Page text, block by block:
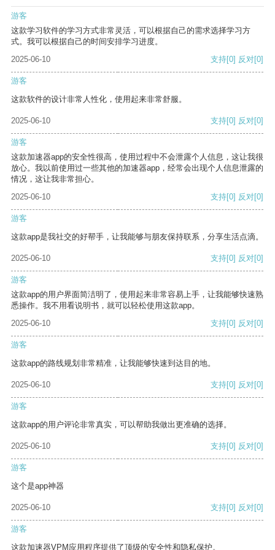
游客
这款学习软件的学习方式非常灵活，可以根据自己的需求选择学习方
式。我可以根据自己的时间安排学习进度。
2025-06-10
支持[0] 反对[0]
游客
这款软件的设计非常人性化，使用起来非常舒服。
2025-06-10 支持[0] 反对[0]
游客
这款加速器app的安全性很高，使用过程中不会泄露个人信息，这让我很
放心。我以前使用过一些其他的加速器app，经常会出现个人信息泄露的
情况，这让我非常担心。
2025-06-10
支持[0] 反对[0]
游客
这款app是我社交的好帮手，让我能够与朋友保持联系，分享生活点滴。
2025-06-10 支持[0] 反对[0]
游客
这款app的用户界面简洁明了，使用起来非常容易上手，让我能够快速熟
悉操作。我不用看说明书，就可以轻松使用这款app。
2025-06-10
支持[0] 反对[0]
游客
这款app的路线规划非常精准，让我能够快速到达目的地。
2025-06-10 支持[0] 反对[0]
游客
这款app的用户评论非常真实，可以帮助我做出更准确的选择。
2025-06-10 支持[0] 反对[0]
游客
这个是app神器
2025-06-10 支持[0] 反对[0]
游客
这款加速器VPM应用程序提供了顶级的安全性和隐私保护。